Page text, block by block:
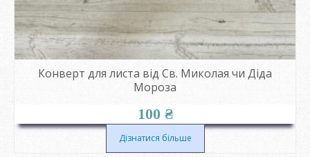
Конверт для листа від Св. Миколая чи Діда
Мороза
100 ₴
Дізнатися більше